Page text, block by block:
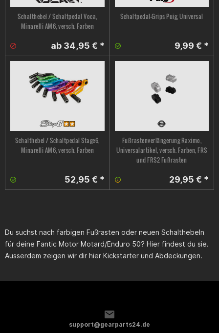
Schalthebel / Schaltpedal Voca,
Minarelli AM6, versch. Farben
ab 34,95 € *
Schaltpedal-Grips Puig, Universal
9,99 € *
Schalthebel / Schaltpedal Stage6,
Minarelli AM6, versch. Farben
52,95 € *
Fußrastenverlängerung Raximo,
Universalartikel, versch. Farben, FRS
und FRS2 Fußrasten
29,95 € *
Du suchst nach farbigen Fußrasten oder neuen Schalthebeln
für deine Fantic Motor Motard/Enduro 50? Hier findest du sie.
Ausserdem zeigen wir dir hier Kickstarter und Abdeckungen.
support@gearparts24.de